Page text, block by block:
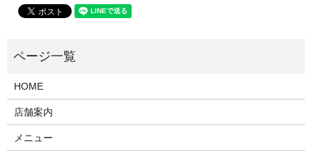
HOME
店舗案内
メニュー